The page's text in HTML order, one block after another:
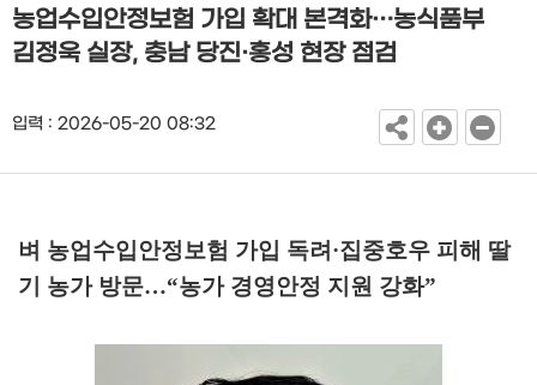
농업수입안정보험 가입 확대 본격화…농식품부
김정욱 실장, 충남 당진·홍성 현장 점검
입력 : 2026-05-20 08:32
벼 농업수입안정보험 가입 독려 ·집중호우 피해 딸
기 농가 방문…“농가 경영안정 지원 강화”